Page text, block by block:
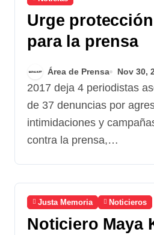
Urge
para la prensa
Área de Prensa Nov 30,
2017 deja 4 periodistas asesinados y mas
de 37 denuncias por
intimidaciones y
contra la prensa,…
Justa Memoria Noticieros
Noticiero Maya